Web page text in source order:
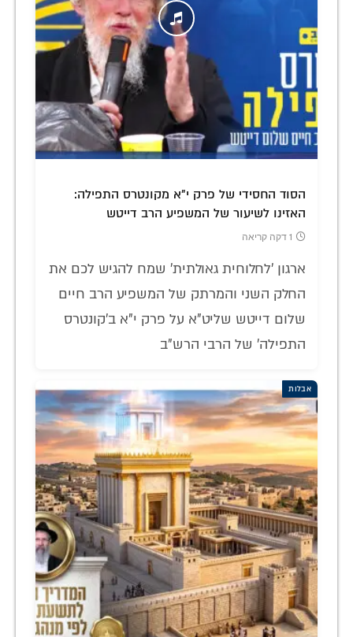
הסוד החסידי של פרק י"א מקונטרס התפילה:
האזינו לשיעור של המשפיע הרב דייטש
1 דקה קריאה
ארגון 'לחלוחית גאולתית' שמח להגיש לכם את
החלק השני והמרתק של המשפיע הרב חיים
שלום דייטש שליט"א על פרק י"א ב'קונטרס
התפילה' של הרבי הרש"ב
אבלות